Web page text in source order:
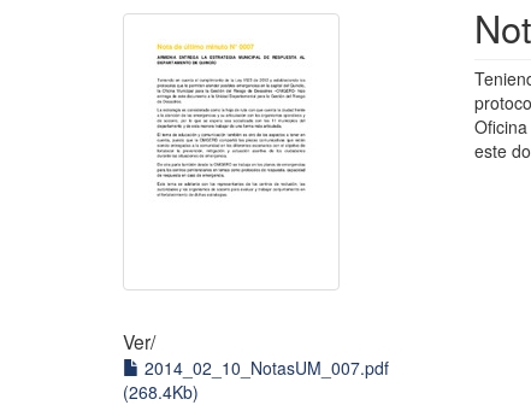
Ver/
2014_02_10_NotasUM_007.pdf
(268.4Kb)
este